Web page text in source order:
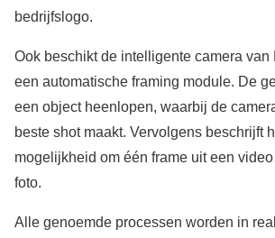
bedrijfslogo.
Ook beschikt de intelligente camera van
een automatische framing module. De
een object heenlopen, waarbij de
beste shot maakt. Vervolgens beschrijft
mogelijkheid om één frame uit een
foto.
Alle genoemde processen worden in